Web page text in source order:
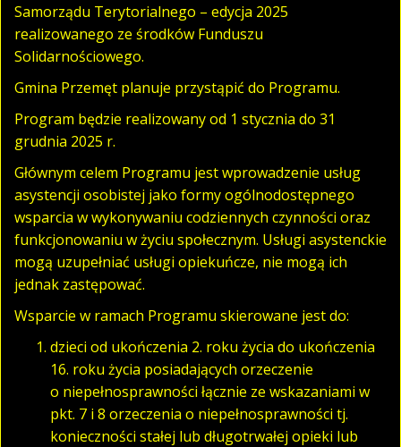
Samorządu Terytorialnego – edycja 2025
realizowanego ze środków Funduszu
Solidarnościowego.
Gmina Przemęt planuje przystąpić do Programu.
Program będzie realizowany od 1 stycznia do 31
grudnia 2025 r.
Głównym celem Programu jest wprowadzenie usług
asystencji osobistej jako formy ogólnodostępnego
wsparcia w wykonywaniu codziennych czynności oraz
funkcjonowaniu w życiu społecznym. Usługi asystenckie
mogą uzupełniać usługi opiekuńcze, nie mogą ich
jednak zastępować.
Wsparcie w ramach Programu skierowane jest do:
dzieci od ukończenia 2. roku życia do ukończenia
16. roku życia posiadających orzeczenie
o niepełnosprawności łącznie ze wskazaniami w
pkt. 7 i 8 orzeczenia o niepełnosprawności tj.
konieczności stałej lub długotrwałej opieki lub